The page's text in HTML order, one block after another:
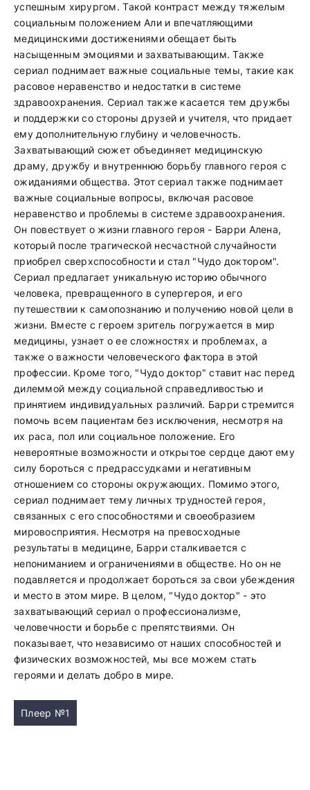
успешным хирургом. Такой контраст между тяжелым
социальным положением Али и впечатляющими
медицинскими достижениями обещает быть
насыщенным эмоциями и захватывающим. Также
сериал поднимает важные социальные темы, такие как
расовое неравенство и недостатки в системе
здравоохранения. Сериал также касается тем дружбы
и поддержки со стороны друзей и учителя, что придает
ему дополнительную глубину и человечность.
Захватывающий сюжет объединяет медицинскую
драму, дружбу и внутреннюю борьбу главного героя с
ожиданиями общества. Этот сериал также поднимает
важные социальные вопросы, включая расовое
неравенство и проблемы в системе здравоохранения.
Он повествует о жизни главного героя - Барри Алена,
который после трагической несчастной случайности
приобрел сверхспособности и стал "Чудо доктором".
Сериал предлагает уникальную историю обычного
человека, превращенного в супергероя, и его
путешествии к самопознанию и получению новой цели в
жизни. Вместе с героем зритель погружается в мир
медицины, узнает о ее сложностях и проблемах, а
также о важности человеческого фактора в этой
профессии. Кроме того, "Чудо доктор" ставит нас перед
дилеммой между социальной справедливостью и
принятием индивидуальных различий. Барри стремится
помочь всем пациентам без исключения, несмотря на
их раса, пол или социальное положение. Его
невероятные возможности и открытое сердце дают ему
силу бороться с предрассудками и негативным
отношением со стороны окружающих. Помимо этого,
сериал поднимает тему личных трудностей героя,
связанных с его способностями и своеобразием
мировосприятия. Несмотря на превосходные
результаты в медицине, Барри сталкивается с
непониманием и ограничениями в обществе. Но он не
подавляется и продолжает бороться за свои убеждения
и место в этом мире. В целом, "Чудо доктор" - это
захватывающий сериал о профессионализме,
человечности и борьбе с препятствиями. Он
показывает, что независимо от наших способностей и
физических возможностей, мы все можем стать
героями и делать добро в мире.
Плеер №1